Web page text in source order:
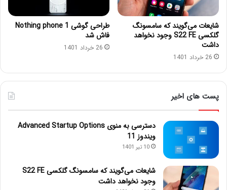
شایعات می‌گویند که سامسونگ
گلکسی S22 FE وجود نخواهد
داشت
26 خرداد 1401
طراحی گوشی Nothing phone 1
فاش شد
26 خرداد 1401
پست های اخیر
دسترسی به منوی Advanced Startup Options
ویندوز 11
10 تیر 1401
شایعات می‌گویند که سامسونگ گلکسی S22 FE
وجود نخواهد داشت